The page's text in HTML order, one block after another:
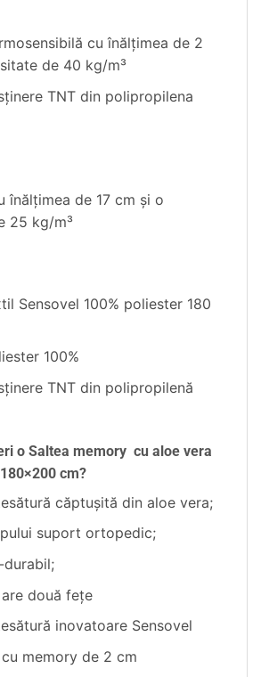
cu înălţimea de 2
de 40 kg/m³
TNT din polipropilena
înălţimea de 17 cm şi o
25 kg/m³
Sensovel 100% poliester 180
100%
TNT din polipropilenă
o Saltea memory cu aloe vera
cm?
căptuşită din aloe vera;
suport ortopedic;
două fețe
inovatoare Sensovel
memory de 2 cm